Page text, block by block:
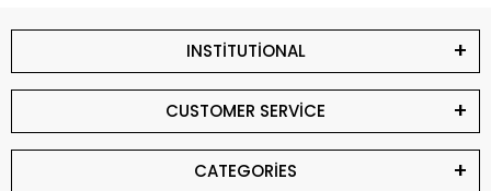
INSTİTUTİONAL
CUSTOMER SERVİCE
CATEGORİES